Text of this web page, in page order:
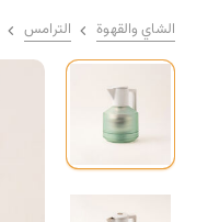
الشاي والقهوة الترامس